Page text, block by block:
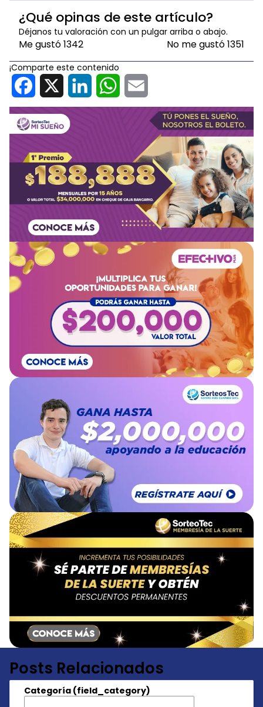
¿Qué opinas de este artículo?
Déjanos tu valoración con un pulgar arriba o abajo.
Me gustó1342 No me gustó1351
¡Comparte este contenido
Facebook LinkedInWhatsApp
Posts Relacionados
Categoría (field_category)